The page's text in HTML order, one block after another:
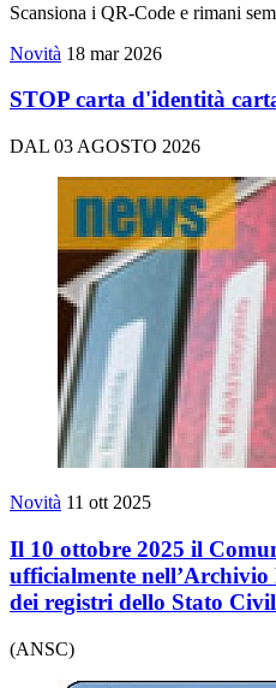
Scansiona i QR-Code e rimani
Novità 18 mar 2026
STOP carta d'identità
DAL 03 AGOSTO 2026
Novità 11 ott 2025
Il 10 ottobre 2025 il
ufficialmente
dei registri dello Stato
(ANSC)